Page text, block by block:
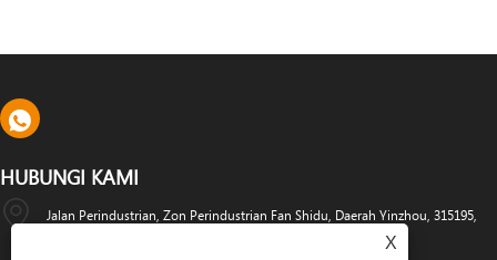
HUBUNGI KAMI
Jalan Perindustrian, Zon Perindustrian Fan Shidu, Daerah Yinzhou, 315195,
X